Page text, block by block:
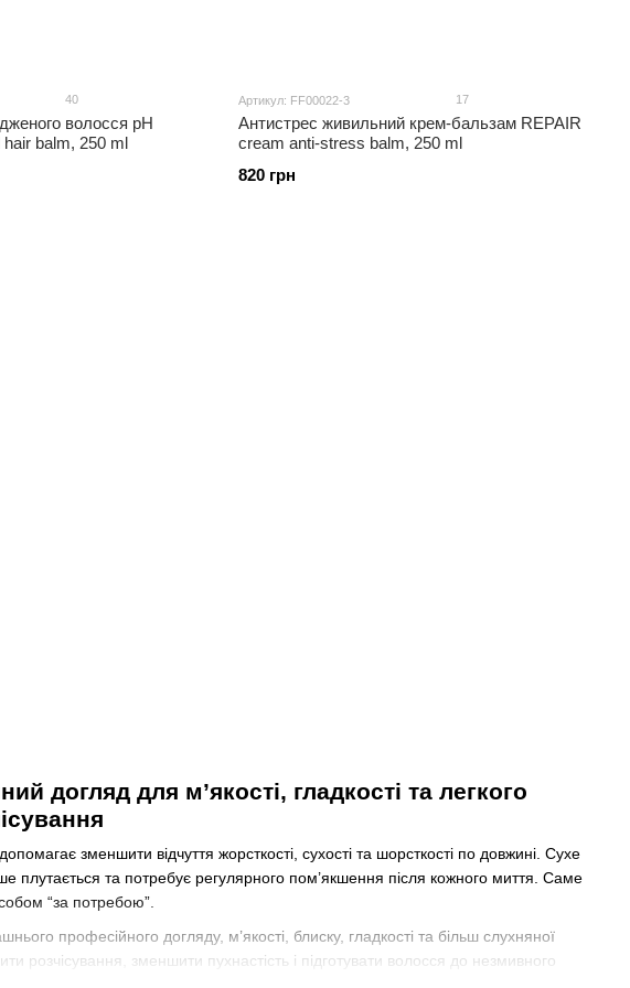
догляд для м’якості, гладкості та легкого
зменшити відчуття жорсткості, сухості та шорсткості по довжині. Сухе
плутається та потребує регулярного пом’якшення після кожного миття. Саме
“за потребою”.
професійного догляду, м’якості, блиску, гладкості та більш слухняної
зменшити пухнастість і підготувати волосся до незмивного
40
волосся pH
balm, 250 ml
Артикул: FF00022-3 17
Антистрес живильний крем-бальзам REPAIR
cream anti-stress balm, 250 ml
820 грн